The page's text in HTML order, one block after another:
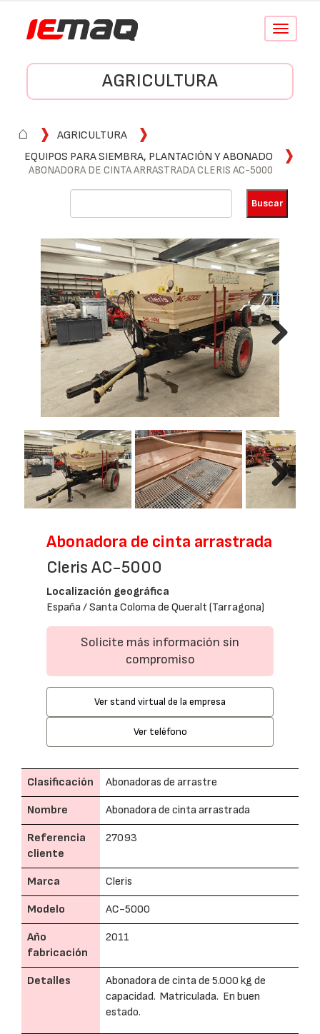
Conmutar
AGRICULTURA
⌂
AGRICULTURA
EQUIPOS PARA SIEMBRA, PLANTACIÓN Y ABONADO
ABONADORA DE CINTA ARRASTRADA CLERIS AC-5000
Next
Next
Abonadora de cinta arrastrada
Cleris AC-5000
Localización geográfica
España / Santa Coloma de Queralt (Tarragona)
Solicite más información sin
compromiso
Ver stand virtual de la empresa
Ver teléfono
Clasificación Abonadoras de arrastre
Nombre Abonadora de cinta arrastrada
Referencia
cliente
27093
Marca Cleris
Modelo AC-5000
Año
fabricación
2011
Detalles
Abonadora de cinta de 5.000 kg de
capacidad. Matriculada. En buen
estado.